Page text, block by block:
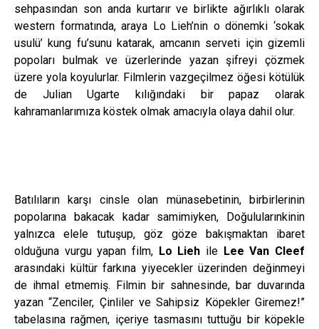
sehpasından son anda kurtarır ve birlikte ağırlıklı olarak
western formatında, araya Lo Lieh’nin o dönemki ‘sokak
usulü’ kung fu’sunu katarak, amcanın serveti için gizemli
popoları bulmak ve üzerlerinde yazan şifreyi çözmek
üzere yola koyulurlar. Filmlerin vazgeçilmez öğesi kötülük
de Julian Ugarte kılığındaki bir papaz olarak
kahramanlarımıza köstek olmak amacıyla olaya dahil olur.
Batılıların karşı cinsle olan münasebetinin, birbirlerinin
popolarına bakacak kadar samimiyken, Doğulularınkinin
yalnızca elele tutuşup, göz göze bakışmaktan ibaret
olduğuna vurgu yapan film, Lo Lieh ile Lee Van Cleef
arasındaki kültür farkına yiyecekler üzerinden değinmeyi
de ihmal etmemiş. Filmin bir sahnesinde, bar duvarında
yazan “Zenciler, Çinliler ve Sahipsiz Köpekler Giremez!”
tabelasına rağmen, içeriye tasmasını tuttuğu bir köpekle